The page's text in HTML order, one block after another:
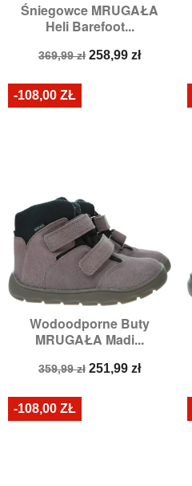
Śniegowce MRUGAŁA
Heli Barefoot...
Cena
369,99 zł Cena
258,99 zł
Wodoodporne Buty
MRUGAŁA Madi...
Cena
359,99 zł Cena
251,99 zł
-108,00 ZŁ
-108,00 ZŁ